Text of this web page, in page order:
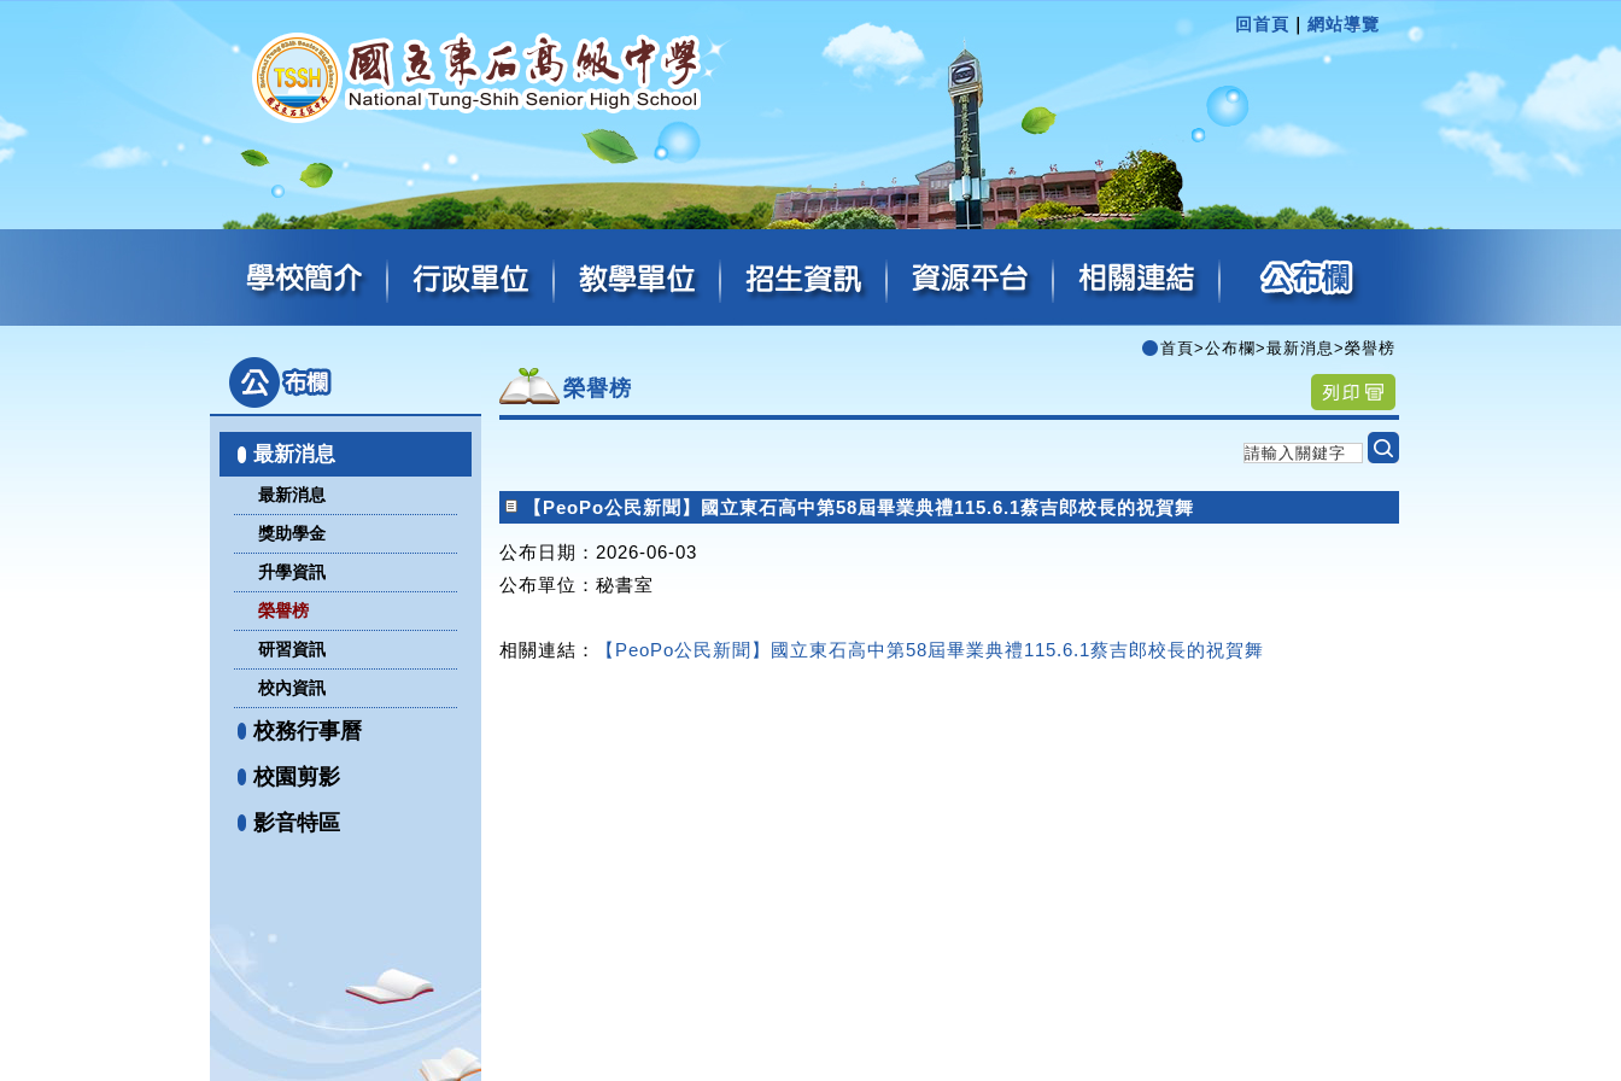
回首頁 網站導覽
最新消息
最新消息
獎助學金
升學資訊
榮譽榜
研習資訊
校內資訊
校務行事曆
校園剪影
影音特區
首頁>公布欄>最新消息>榮譽榜
榮譽榜
【PeoPo公民新聞】國立東石高中第58屆畢業典禮115.6.1蔡吉郎校長的祝賀舞
公布日期：2026-06-03
公布單位 ：秘書室
相關連結： 【PeoPo公民新聞】國立東石高中第58屆畢業典禮115.6.1蔡吉郎校長的祝賀舞